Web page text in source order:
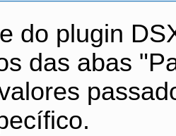
do plugin
das abas